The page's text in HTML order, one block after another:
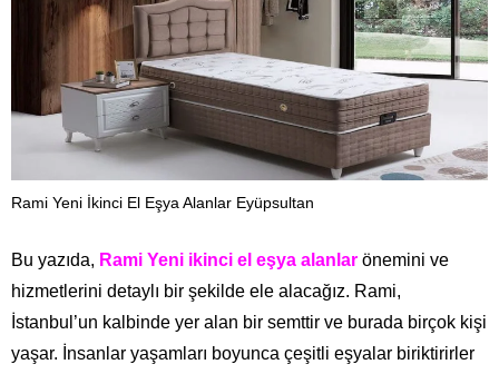
Rami Yeni İkinci El Eşya Alanlar Eyüpsultan
Bu yazıda, Rami Yeni ikinci el eşya alanlar önemini ve
hizmetlerini detaylı bir şekilde ele alacağız. Rami,
İstanbul’un kalbinde yer alan bir semttir ve burada birçok kişi
yaşar. İnsanlar yaşamları boyunca çeşitli eşyalar biriktirirler